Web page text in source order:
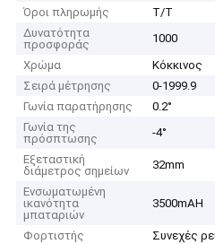
Όροι πληρωμής
T/T
Δυνατότητα
προσφοράς
1000
Χρώμα
Κόκκινος
Σειρά μέτρησης
0-1999.9
Γωνία παρατήρησης
0.2°
Γωνία της
πρόσπτωσης
-4°
Εξεταστική
διάμετρος σημείων
32mm
Ενσωματωμένη
ικανότητα
μπαταριών
3500mAH
Φορτιστής
Συνεχές